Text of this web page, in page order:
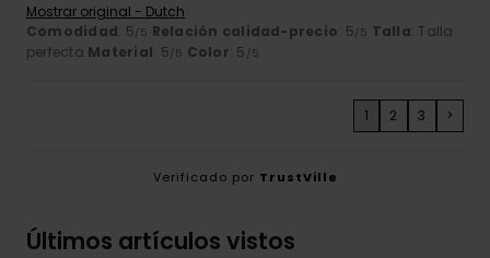
Mostrar original - Dutch
Comodidad: 5/5 Relación calidad-precio: 5/5 Talla: Talla
perfecta Material: 5/5 Color: 5 /5
1 2 3 >
Verificado por TrustVille
Últimos artículos vistos